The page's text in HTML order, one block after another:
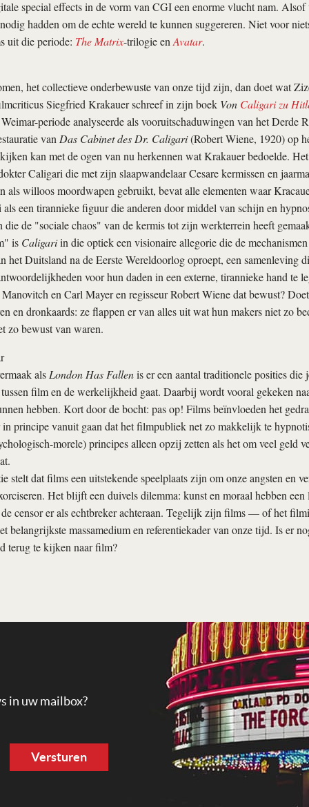
special effects in de vorm van CGI een enorme vlucht nam.
hadden om de echte wereld te kunnen suggereren. Niet voor
uit die periode: The Matrix-trilogie en Avatar.
het collectieve onderbewuste van onze tijd zijn, dan doet wat
Siegfried Krakauer schreef in zijn boek Von Caligari zu
periode analyseerde als vooruitschaduwingen van het Derde
van Das Cabinet des Dr. Caligari(Robert Wiene, 1920) op
kan met de ogen van nu herkennen wat Krakauer bedoelde.
Caligari die met zijn slaapwandelaar Cesare kermissen en
als willoos moordwapen gebruikt, bevat alle elementen waar
een tirannieke figuur die anderen door middel van schijn en
die de "sociale chaos" van de kermis tot zijn werkterrein heeft
is Caligariin die optiek een visionaire allegorie die de
het Duitsland na de Eerste Wereldoorlog oproept, een samenleving
voor hun daden in een externe, tirannieke hand te
en Carl Mayer en regisseur Robert Wiene dat bewust?
en dronkaards: ze flappen er van alles uit wat hun makers niet zo
zo bewust van waren.
als London Has Fallenis er een aantal traditionele posities die
film en de werkelijkheid gaat. Daarbij wordt vooral gekeken
hebben. Kort door de bocht: pas op! Films beïnvloeden het
in principe vanuit gaan dat het filmpubliek net zo makkelijk te
morele) principes alleen opzij zetten als het om veel geld
stelt dat films een uitstekende speelplaats zijn om onze angsten en
Het blijft een duivels dilemma: kunst en moraal hebben
censor er als echtbreker achteraan. Tege­lijk zijn films — of het
belangrijkste massamedium en referentie­kader van onze tijd. Is er
terug te kijken naar film?
in uw mailbox?